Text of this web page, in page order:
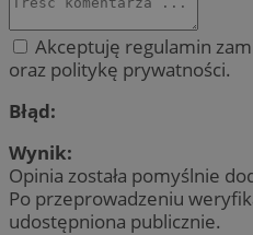
Akceptuję regulamin
oraz politykę prywatności.
Błąd:
Wynik:
Opinia została pomyślnie
Po przeprowadzeniu
udostępniona publicznie.